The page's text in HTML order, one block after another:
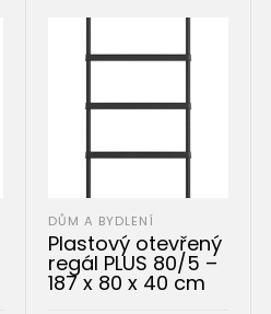
DŮM A BYDLENÍ
Plastový otevřený
regál PLUS 80/5 –
187 x 80 x 40 cm